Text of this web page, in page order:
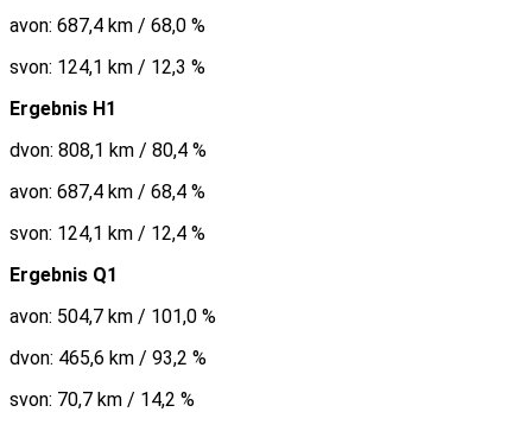
avon: 687,4 km / 68,0 %
svon: 124,1 km / 12,3 %
Ergebnis H1
dvon: 808,1 km / 80,4 %
avon: 687,4 km / 68,4 %
svon: 124,1 km / 12,4 %
Ergebnis Q1
avon: 504,7 km / 101,0 %
dvon: 465,6 km / 93,2 %
svon: 70,7 km / 14,2 %